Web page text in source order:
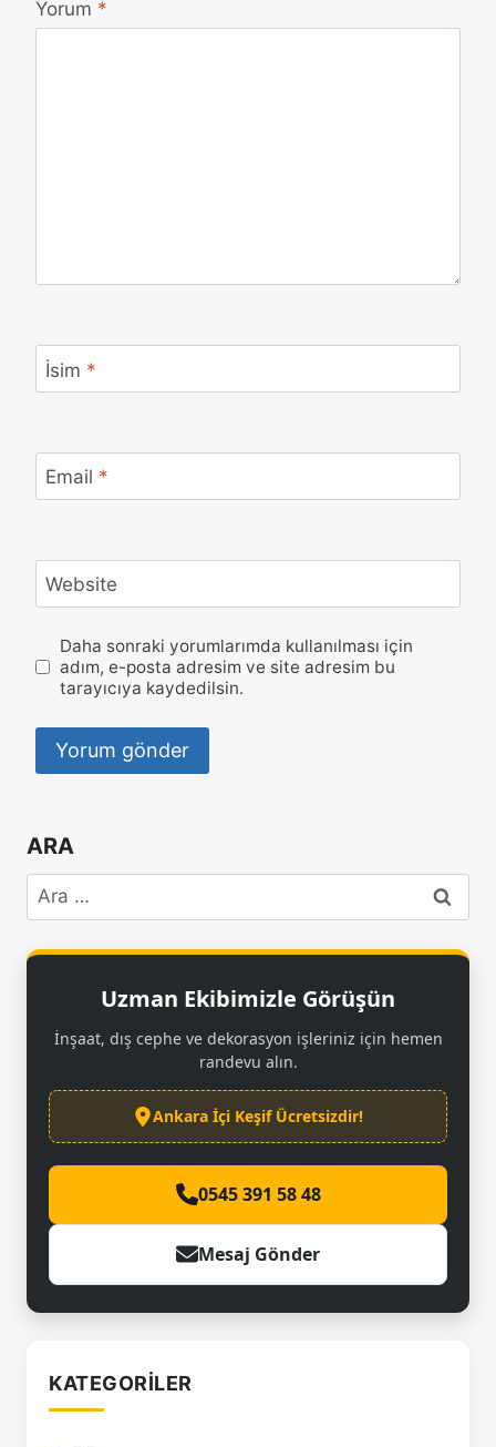
Yorum *
İsim *
Email *
Website
Daha sonraki yorumlarımda kullanılması için
adım, e-posta adresim ve site adresim bu
tarayıcıya kaydedilsin.
ARA
Uzman Ekibimizle Görüşün
İnşaat, dış cephe ve dekorasyon işleriniz için hemen
randevu alın.
Ankara İçi Keşif Ücretsizdir!
0545 391 58 48
Mesaj Gönder
KATEGORILER